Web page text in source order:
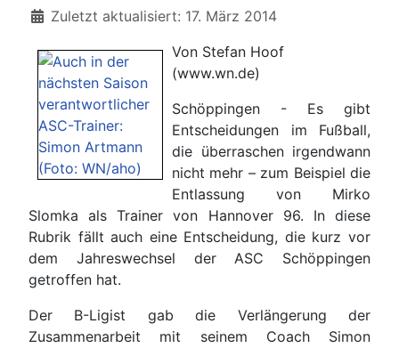
DetailsZuletzt aktualisiert: 17. März 2014
Von Stefan Hoof
(www.wn.de)
Schöppingen - Es gibt
Entscheidungen im Fußball,
die überraschen irgendwann
nicht mehr – zum Beispiel die
Entlassung von Mirko
Slomka als Trainer von Hannover 96. In diese
Rubrik fällt auch eine Entscheidung, die kurz vor
dem Jahreswechsel der ASC Schöppingen
getroffen hat.
Der B-Ligist gab die Verlängerung der
Zusammenarbeit mit seinem Coach Simon